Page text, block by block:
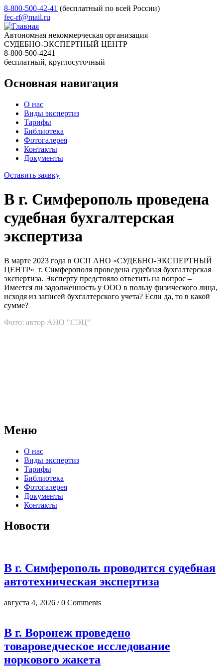
8-800-500-42-41 (бесплатный по всей России)
fec-rf@mail.ru
Автономная некоммерческая организация
СУДЕБНО-ЭКСПЕРТНЫЙ ЦЕНТР
8-800-500-4241
бесплатный, круглосуточный
Основная навигация
О нас
Виды экспертиз
Тарифы
Библиотека
Фотогалерея
Контакты
Документы
Оставить заявку
В г. Симферополь проведена
судебная бухгалтерская
экспертиза
В марте 2023 года в ОСП АНО «СУДЕБНО-ЭКСПЕРТНЫЙ
ЦЕНТР» г. Симферополя проведена судебная бухгалтерская
экспертиза. Эксперту предстояло ответить на вопрос –
Имеется ли задолженность у ООО в пользу физического лица,
исходя из записей бухгалтерского учета? Если да, то в какой
сумме?
Фото: автор АНО "СЭЦ"
Меню
О нас
Виды экспертиз
Тарифы
Библиотека
Фотогалерея
Документы
Контакты
Новости
В г. Симферополь проводится судебная
автотехническая экспертиза
августа 4, 2026 / 0 Comments
В г. Воронеж проведено
товароведческое исследование
норкового жакета